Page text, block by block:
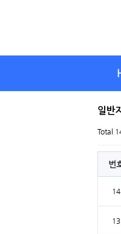
일반
Total
번
14
13